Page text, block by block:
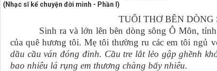
(Nhạc sĩ kể chuyện đời mình - Phần I)
TUỔI THƠ BÊN DÒNG
Sinh ra và lớn lên bên dòng sông Ô Môn, tỉnh
của quê hương tôi. Mẹ tôi thường ru các em tôi ngủ
dầu cầu ván đóng đinh. Cầu tre lắt lẻo gập ghềnh
bao nhiêu lá rụng em thương chàng bấy nhiêu.